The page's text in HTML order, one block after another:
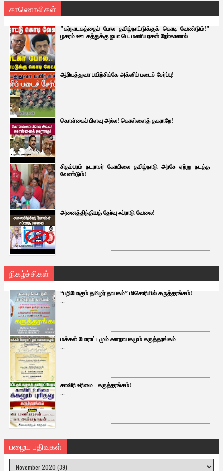
காணொலிகள்
"கர்நாடகத்தைப் போல தமிழ்நாட்டுக்குக் கொடி வேண்டும்!"
ழகரம் ஊடகத்துக்கு ஐயா பெ. மணியரசன் நோ்காணல்
ஆரியத்துவா பயிற்சிக்கே அக்னிப் படைச் சேர்ப்பு!
கொள்கைப் பிளவு அல்ல! கொள்ளைத் தகராறே!
சிதம்பரம் நடராசர் கோயிலை தமிழ்நாடு அரசே ஏற்று நடத்த
வேண்டும்!
அனைத்திந்தியத் தேர்வு ஃப்ராடு வேலை!
நிகழ்ச்சிகள்
“பறிபோகும் தமிழர் தாயகம்” மிசொரியில் கருத்தரங்கம்!
...
மக்கள் போராட்டமும் சனநாயகமும் கருத்தரங்கம்
...
காவிரி உரிமை - கருத்தரங்கம்!
...
பழைய பதிவுகள்